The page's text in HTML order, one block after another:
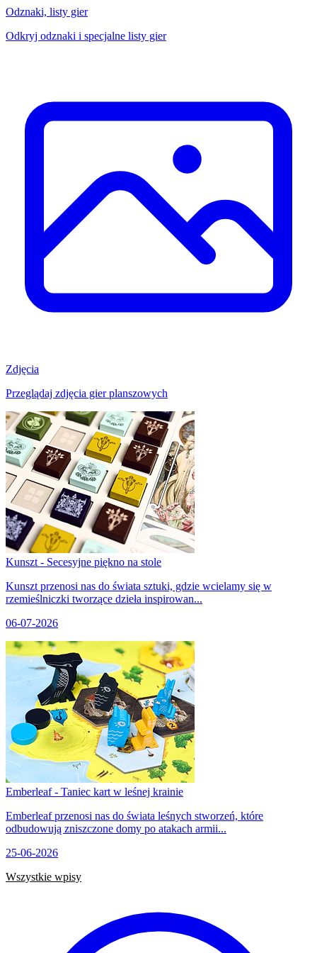
Odznaki, listy gier
Odkryj odznaki i specjalne listy gier
Zdjęcia
Przeglądaj zdjęcia gier planszowych
Kunszt - Secesyjne piękno na stole
Kunszt przenosi nas do świata sztuki, gdzie wcielamy się w
rzemieślniczki tworzące dzieła inspirowan...
06-07-2026
Emberleaf - Taniec kart w leśnej krainie
Emberleaf przenosi nas do świata leśnych stworzeń, które
odbudowują zniszczone domy po atakach armii...
25-06-2026
Wszystkie wpisy